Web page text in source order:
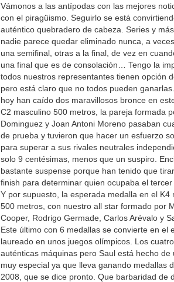
Vámonos a las antípodas con las mejores
con el piragüismo. Seguirlo se está
auténtico quebradero de cabeza. Series y
nadie parece quedar eliminado nunca, a
una semifinal, otras a la final, de vez en
una final que es de consolación… Tengo la
todos nuestros representantes tienen opción
pero está claro que no todos pueden
hoy han caído dos maravillosos bronce en
C2 masculino 500 metros, la pareja formada
Dominguez y Joan Antoni Moreno pasaban
de prueba y tuvieron que hacer un esfuerzo
para superar a sus rivales neutrales
solo 9 centésimas, menos que un suspiro.
bastante suspense porque han tenido que
finish para determinar quien ocupaba el tercer
Y por supuesto, la esperada medalla en el K4
500 metros, con nuestro all star formado por
Cooper, Rodrigo Germade, Carlos Arévalo y
Este último con 6 medallas se convierte en el
laureado en unos juegos olímpicos. Los
auténticas máquinas pero Saul está hecho de
muy especial ya que lleva ganando medallas
2008, que se dice pronto. Que barbaridad de